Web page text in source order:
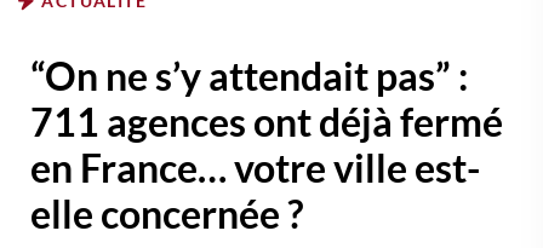
“On ne s’y attendait pas” :
711 agences ont déjà fermé
en France… votre ville est-
elle concernée ?